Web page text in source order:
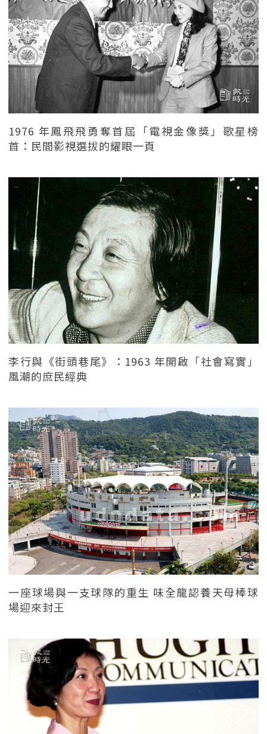
1976 年鳳飛飛勇奪首屆「電視金像獎」歌星榜
首：民間影視選拔的耀眼一頁
李行與《街頭巷尾》：1963 年開啟「社會寫實」
風潮的庶民經典
一座球場與一支球隊的重生 味全龍認養天母棒球
場迎來封王